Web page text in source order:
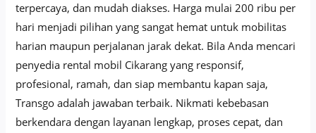
terpercaya, dan mudah diakses. Harga mulai 200 ribu per
hari menjadi pilihan yang sangat hemat untuk mobilitas
harian maupun perjalanan jarak dekat. Bila Anda mencari
penyedia rental mobil Cikarang yang responsif,
profesional, ramah, dan siap membantu kapan saja,
Transgo adalah jawaban terbaik. Nikmati kebebasan
berkendara dengan layanan lengkap, proses cepat, dan